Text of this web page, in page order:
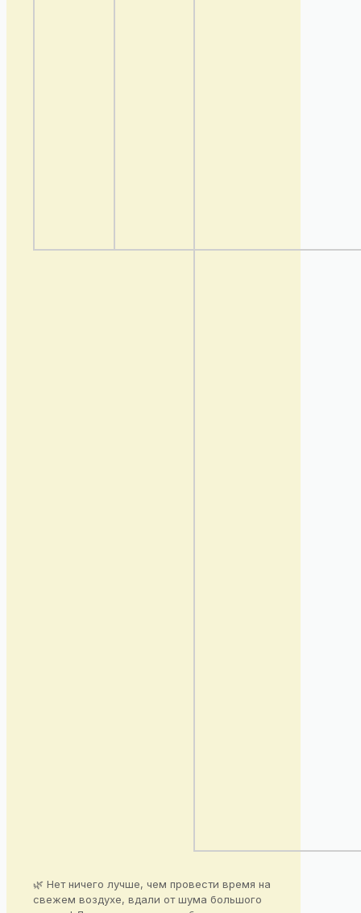
🌿 Нет ничего лучше, чем провести время на
свежем воздухе, вдали от шума большого